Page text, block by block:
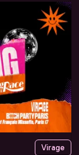
Virage